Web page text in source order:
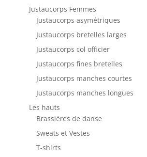
Justaucorps Femmes
Justaucorps asymétriques
Justaucorps bretelles larges
Justaucorps col officier
Justaucorps fines bretelles
Justaucorps manches courtes
Justaucorps manches longues
Les hauts
Brassières de danse
Sweats et Vestes
T-shirts